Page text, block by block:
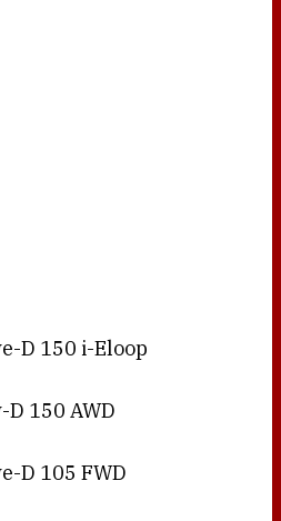
D 150 i-Eloop
D 150 AWD
D 105 FWD